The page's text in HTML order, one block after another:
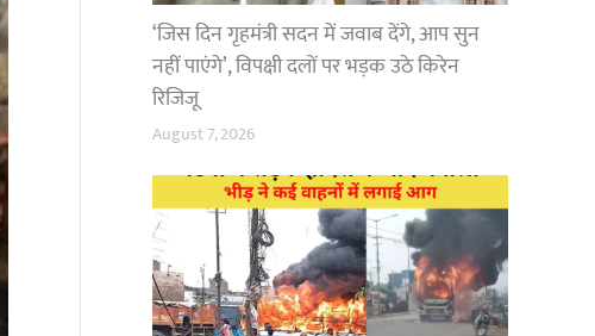
‘जिस दिन गृहमंत्री सदन में जवाब देंगे, आप सुन
नहीं पाएंगे’, विपक्षी दलों पर भड़क उठे किरेन
रिजिजू
August 7, 2026